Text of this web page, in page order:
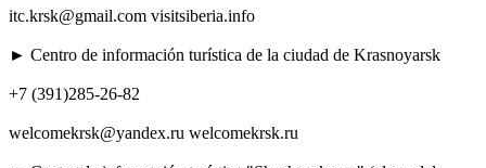
itc.krsk@gmail.com visitsiberia.info
► Centro de información turística de la ciudad de Krasnoyarsk
+7 (391)285-26-82
welcomekrsk@yandex.ru welcomekrsk.ru